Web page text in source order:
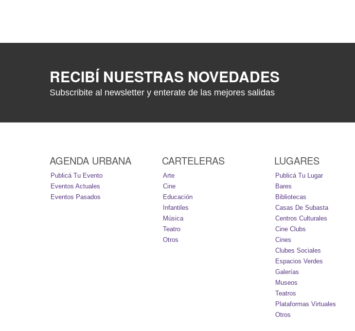
RECIBÍ NUESTRAS NOVEDADES
Subscribite al newsletter y enterate de las mejores salidas
AGENDA URBANA
Publicá Tu Evento
Eventos Actuales
Eventos Pasados
CARTELERAS
Arte
Cine
Educación
Infantiles
Música
Teatro
Otros
LUGARES
Publicá Tu Lugar
Bares
Bibliotecas
Casas De Subasta
Centros Culturales
Cine Clubs
Cines
Clubes Sociales
Espacios Verdes
Galerías
Museos
Teatros
Plataformas Virtuales
Otros